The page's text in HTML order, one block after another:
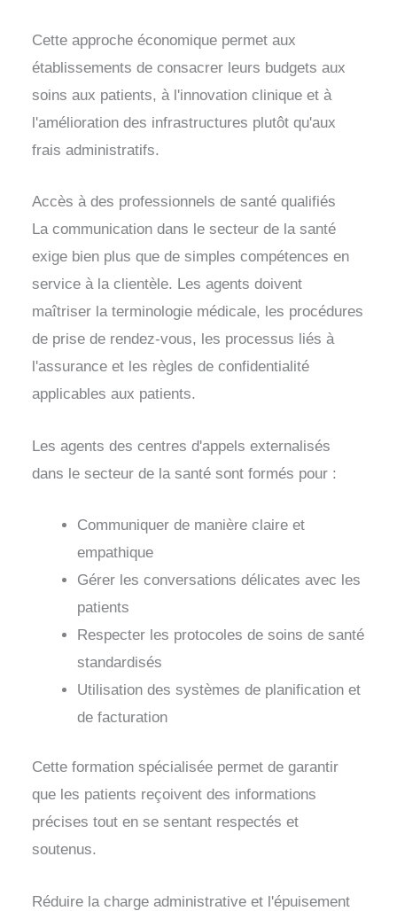
Cette approche économique permet aux
établissements de consacrer leurs budgets aux
soins aux patients, à l'innovation clinique et à
l'amélioration des infrastructures plutôt qu'aux
frais administratifs.
Accès à des professionnels de santé qualifiés
La communication dans le secteur de la santé
exige bien plus que de simples compétences en
service à la clientèle. Les agents doivent
maîtriser la terminologie médicale, les procédures
de prise de rendez-vous, les processus liés à
l'assurance et les règles de confidentialité
applicables aux patients.
Les agents des centres d'appels externalisés
dans le secteur de la santé sont formés pour :
Communiquer de manière claire et
empathique
Gérer les conversations délicates avec les
patients
Respecter les protocoles de soins de santé
standardisés
Utilisation des systèmes de planification et
de facturation
Cette formation spécialisée permet de garantir
que les patients reçoivent des informations
précises tout en se sentant respectés et
soutenus.
Réduire la charge administrative et l'épuisement